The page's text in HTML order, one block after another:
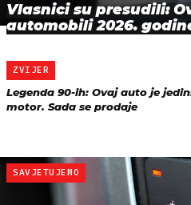
Vlasnici su presudili:
automobili 2026.
ZVIJER
Legenda 90-ih: Ovaj auto je
motor. Sada se prodaje
SAVJETUJEMO